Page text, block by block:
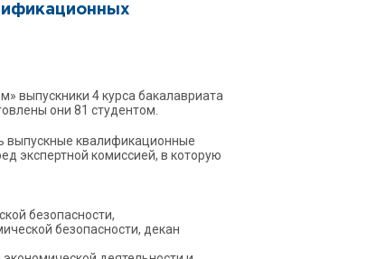
выпускники 4 курса бакалавриата
они 81 студентом.
выпускные квалификационные
экспертной комиссией, в которую
безопасности,
безопасности, декан